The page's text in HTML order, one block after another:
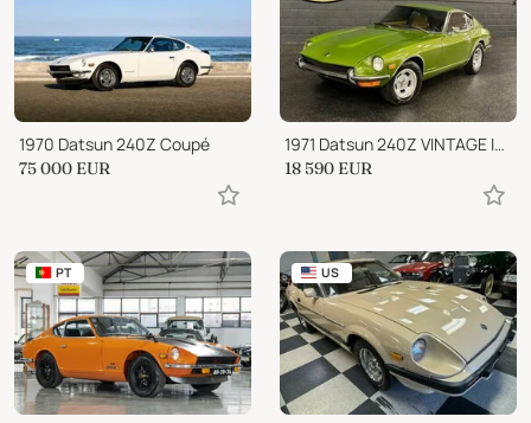
1970 Datsun 240Z Coupé
75 000 EUR
1971 Datsun 240Z VINTAGE IMPORT | GREAT CONDITION | SEE VIDEO
18 590 EUR
PT US